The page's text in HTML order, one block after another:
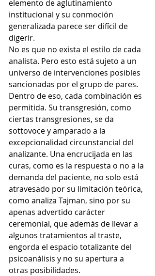
elemento de aglutinamiento
institucional y su conmoción
generalizada parece ser difícil de
digerir.
No es que no exista el estilo de cada
analista. Pero esto está sujeto a un
universo de intervenciones posibles
sancionadas por el grupo de pares.
Dentro de eso, cada combinación es
permitida. Su transgresión, como
ciertas transgresiones, se da
sottovoce y amparado a la
excepcionalidad circunstancial del
analizante. Una encrucijada en las
curas, como es la respuesta o no a la
demanda del paciente, no solo está
atravesado por su limitación teórica,
como analiza Tajman, sino por su
apenas advertido carácter
ceremonial, que además de llevar a
algunos tratamientos al traste,
engorda el espacio totalizante del
psicoanálisis y no su apertura a
otras posibilidades.